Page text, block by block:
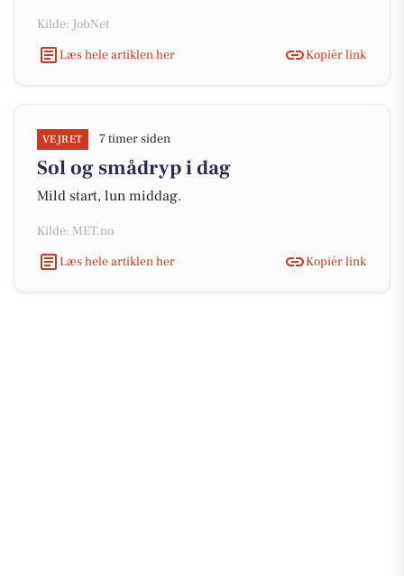
Kilde: JobNet
Læs hele artiklen her
Kopiér link
VEJRET 7 timer siden
Sol og smådryp i dag
Mild start, lun middag.
Kilde: MET.no
Læs hele artiklen her
Kopiér link